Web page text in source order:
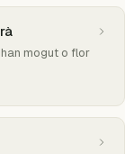
mogut o flor